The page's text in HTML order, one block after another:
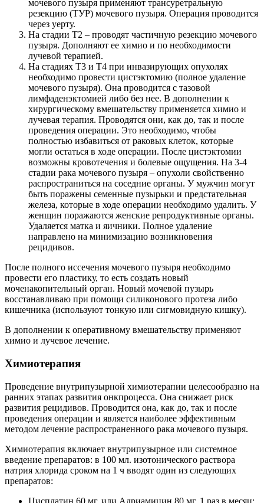
мочевого пузыря применяют трансуретральную
резекцию (ТУР) мочевого пузыря. Операция проводится
через уерту.
На стадии Т2 – проводят частичную резекцию мочевого
пузыря. Дополняют ее химио и по необходимости
лучевой терапией.
На стадиях Т3 и Т4 при инвазирующих опухолях
необходимо провести цистэктомию (полное удаление
мочевого пузыря). Она проводится с тазовой
лимфаденэктомией либо без нее. В дополнении к
хирургическому вмешательству применяется химио и
лучевая терапия. Проводятся они, как до, так и после
проведения операции. Это необходимо, чтобы
полностью избавиться от раковых клеток, которые
могли остаться в ходе операции. После цистэктомии
возможны кровотечения и болевые ощущения. На 3-4
стадии рака мочевого пузыря – опухоли свойственно
распространиться на соседние органы. У мужчин могут
быть поражены семенные пузырьки и предстательная
железа, которые в ходе операции необходимо удалить. У
женщин поражаются женские репродуктивные органы.
Удаляется матка и яичники. Полное удаление
направлено на минимизацию возникновения
рецидивов.
После полного иссечения мочевого пузыря необходимо
провести его пластику, то есть создать новый
моченакопительный орган. Новый мочевой пузырь
восстанавливаю при помощи силиконового протеза либо
кишечника (используют тонкую или сигмовидную кишку).
В дополнении к оперативному вмешательству применяют
химио и лучевое лечение.
Химиотерапия
Проведение внутрипузырной химиотерапии целесообразно на
ранних этапах развития онкпроцесса. Она снижает риск
развития рецидивов. Проводится она, как до, так и после
проведения операции и является наиболее эффективным
методом лечение распространенного рака мочевого пузыря.
Химиотерапия включает внутрипузырное или системное
введение препаратов: в 100 мл. изотонического раствора
натрия хлорида сроком на 1 ч вводят один из следующих
препаратов:
Цисплатин 60 мг. или Адриамицин 80 мг. 1 раз в месяц;